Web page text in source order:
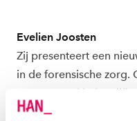
Evelien Joosten
Zij presenteert een
in de forensische zorg.
KFZ. De tool helpt
samen kiezen voor